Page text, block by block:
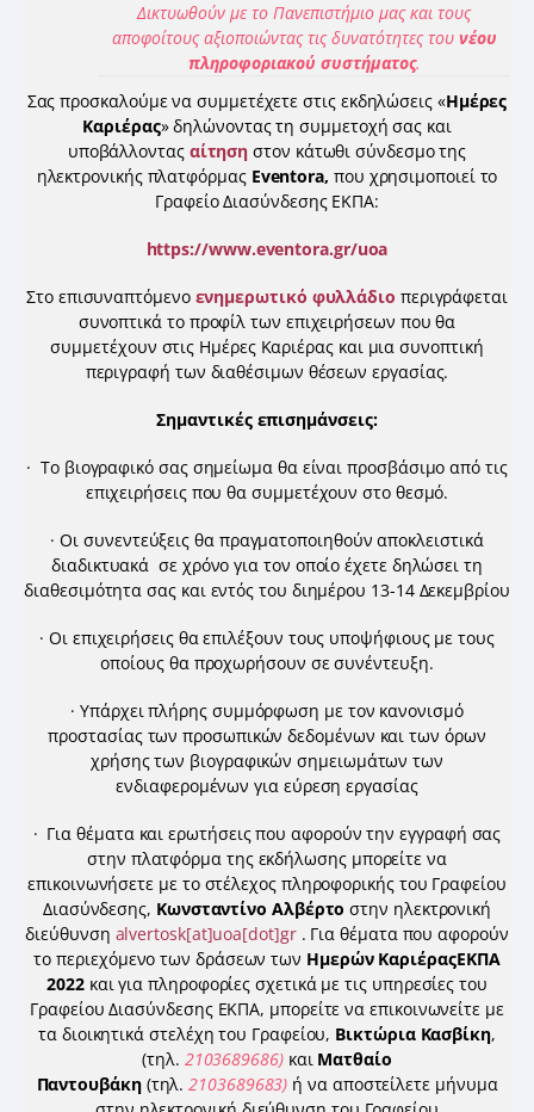
Δικτυωθούν με το Πανεπιστήμιο μας και τους
αποφοίτους αξιοποιώντας τις δυνατότητες του νέου
πληροφοριακού συστήματος.
Σας προσκαλούμε να συμμετέχετε στις εκδηλώσεις «Ημέρες
Καριέρας» δηλώνοντας τη συμμετοχή σας και
υποβάλλοντας αίτηση στον κάτωθι σύνδεσμο της
ηλεκτρονικής πλατφόρμας Eventora, που χρησιμοποιεί το
Γραφείο Διασύνδεσης ΕΚΠΑ:
https://www.eventora.gr/uoa
Στο επισυναπτόμενο ενημερωτικό φυλλάδιο περιγράφεται
συνοπτικά το προφίλ των επιχειρήσεων που θα
συμμετέχουν στις Ημέρες Καριέρας και μια συνοπτική
περιγραφή των διαθέσιμων θέσεων εργασίας.
Σημαντικές επισημάνσεις:
· Το βιογραφικό σας σημείωμα θα είναι προσβάσιμο από τις
επιχειρήσεις που θα συμμετέχουν στο θεσμό.
· Οι συνεντεύξεις θα πραγματοποιηθούν αποκλειστικά
διαδικτυακά σε χρόνο για τον οποίο έχετε δηλώσει τη
διαθεσιμότητα σας και εντός του διημέρου 13-14 Δεκεμβρίου
· Οι επιχειρήσεις θα επιλέξουν τους υποψήφιους με τους
οποίους θα προχωρήσουν σε συνέντευξη.
· Υπάρχει πλήρης συμμόρφωση με τον κανονισμό
προστασίας των προσωπικών δεδομένων και των όρων
χρήσης των βιογραφικών σημειωμάτων των
ενδιαφερομένων για εύρεση εργασίας
· Για θέματα και ερωτήσεις που αφορούν την εγγραφή σας
στην πλατφόρμα της εκδήλωσης μπορείτε να
επικοινωνήσετε με το στέλεχος πληροφορικής του Γραφείου
Διασύνδεσης, Κωνσταντίνο Αλβέρτο στην ηλεκτρονική
διεύθυνση alvertosk[at]uoa[dot]gr. Για θέματα που αφορούν
το περιεχόμενο των δράσεων των Ημερών ΚαριέραςΕΚΠΑ
2022 και για πληροφορίες σχετικά με τις υπηρεσίες του
Γραφείου Διασύνδεσης ΕΚΠΑ, μπορείτε να επικοινωνείτε με
τα διοικητικά στελέχη του Γραφείου, Βικτώρια Κασβίκη,
(τηλ. 2103689686)και Ματθαίο
Παντουβάκη (τηλ.2103689683) ή να αποστείλετε μήνυμα